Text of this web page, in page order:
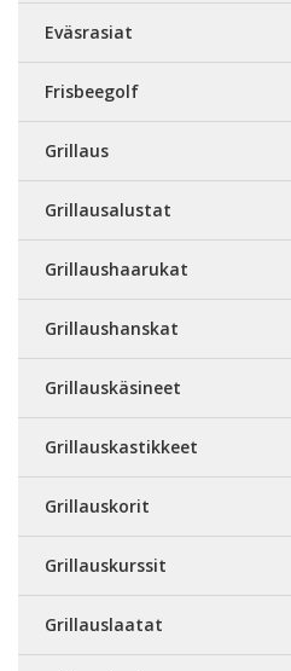
Eväsrasiat
Frisbeegolf
Grillaus
Grillausalustat
Grillaushaarukat
Grillaushanskat
Grillauskäsineet
Grillauskastikkeet
Grillauskorit
Grillauskurssit
Grillauslaatat